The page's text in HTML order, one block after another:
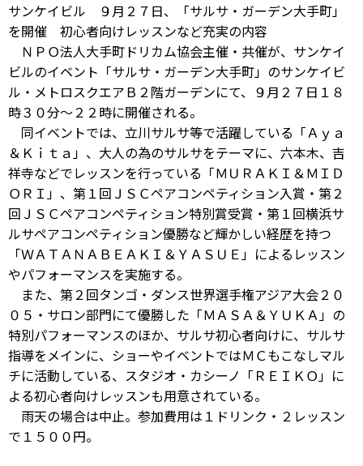
サンケイビル ９月２７日、「サルサ・ガーデン大手町」
を開催 初心者向けレッスンなど充実の内容
ＮＰＯ法人大手町ドリカム協会主催・共催が、サンケイ
ビルのイベント「サルサ・ガーデン大手町」のサンケイビ
ル・メトロスクエアＢ２階ガーデンにて、９月２７日１８
時３０分～２２時に開催される。
同イベントでは、立川サルサ等で活躍している「Ａｙａ
＆Ｋｉｔａ」、大人の為のサルサをテーマに、六本木、吉
祥寺などでレッスンを行っている「ＭＵＲＡＫＩ＆ＭＩＤ
ＯＲＩ」、第１回ＪＳＣペアコンペティション入賞・第２
回ＪＳＣペアコンペティション特別賞受賞・第１回横浜サ
ルサペアコンペティション優勝など輝かしい経歴を持つ
「ＷＡＴＡＮＡＢＥＡＫＩ＆ＹＡＳＵＥ」によるレッスン
やパフォーマンスを実施する。
また、第２回タンゴ・ダンス世界選手権アジア大会２０
０５・サロン部門にて優勝した「ＭＡＳＡ＆ＹＵＫＡ」の
特別パフォーマンスのほか、サルサ初心者向けに、サルサ
指導をメインに、ショーやイベントではＭＣもこなしマル
チに活動している、スタジオ・カシーノ「ＲＥＩＫＯ」に
よる初心者向けレッスンも用意されている。
雨天の場合は中止。参加費用は１ドリンク・２レッスン
で１５００円。